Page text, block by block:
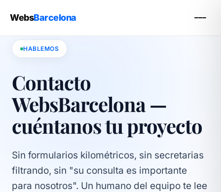
WebsBarcelona
HABLEMOS
Contacto
WebsBarcelona —
cuéntanos tu proyecto
Sin formularios kilométricos, sin secretarias
filtrando, sin "su consulta es importante
para nosotros". Un humano del equipo te lee